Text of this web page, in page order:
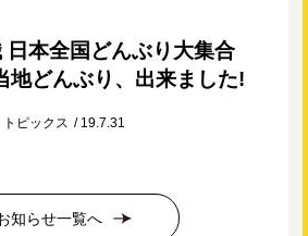
本全国どんぶり大集合
地どんぶり、出来ました!
トピックス 19.7.31
知らせ一覧へ